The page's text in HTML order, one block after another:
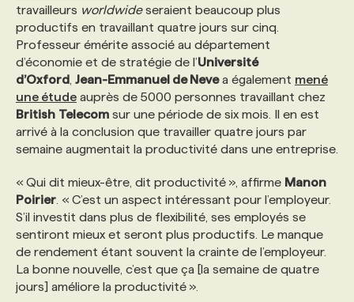
travailleurs worldwideseraient beaucoup plus
productifs en travaillant quatre jours sur cinq.
Professeur émérite associé au département
d’économie et de stratégie de l’Université
d’Oxford Jean-Emmanuel de Nevea également mené
une étude auprès de 5000 personnes travaillant chez
British Telecom sur une période de six mois. Il en est
arrivé à la conclusion que travailler quatre jours par
semaine augmentait la productivité dans une entreprise.
« Qui dit mieux-être, dit productivité », affirme Manon
Poirier . « C’est un aspect intéressant pour l’employeur.
S’il investit dans plus de flexibilité, ses employés se
sentiront mieux et seront plus productifs. Le manque
de rendement étant souvent la crainte de l’employeur.
La bonne nouvelle, c’est que ça [la semaine de quatre
jours] améliore la productivité ».